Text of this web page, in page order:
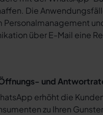
Die
Personalmanagement
über E-Mail eine
und
erhöht die
zu Ihren